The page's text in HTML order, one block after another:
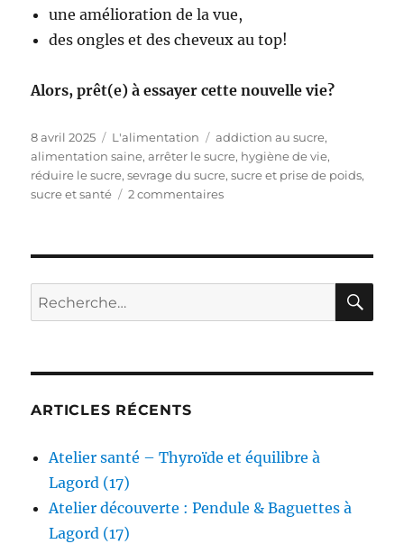
une amélioration de la vue,
des ongles et des cheveux au top!
Alors, prêt(e) à essayer cette nouvelle vie?
Publié
le
8 avril 2025 Catégories
L'alimentation Étiquettes
addiction au sucre,
alimentation saine,arrêter le sucre, hygiène de vie,
réduire le sucre,sevrage du sucre,sucre et prise de poids,
sucre et santé
2 commentairessur
Recherche
pour :
ARTICLES RÉCENTS
Atelier santé – Thyroïde et équilibre à
Lagord (17)
Atelier découverte : Pendule & Baguettes à
Lagord (17)